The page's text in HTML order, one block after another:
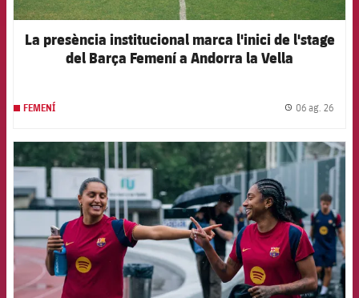
La presència institucional marca l'inici de l'stage
del Barça Femení a Andorra la Vella
FEMENÍ 06 ag. 26
FCB Barcelona badge